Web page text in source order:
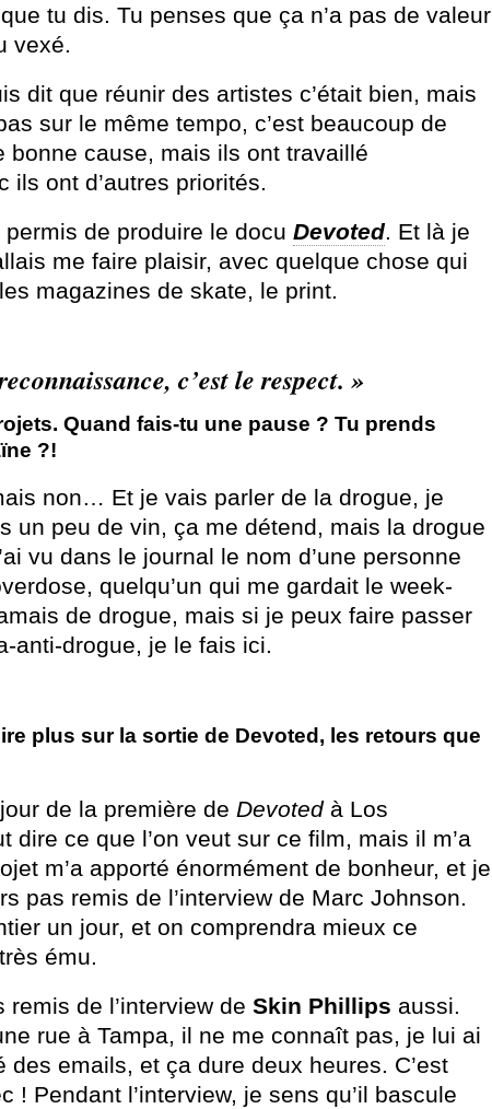
tu dis. Tu penses que ça n’a pas de valeur
vexé.
dit que réunir des artistes c’était bien, mais
sur le même tempo, c’est beaucoup de
bonne cause, mais ils ont travaillé
ils ont d’autres priorités.
permis de produire le docu Devoted. Et là je
me faire plaisir, avec quelque chose qui
magazines de skate, le print.
c’est le respect. »
Quand fais-tu une pause ? Tu prends
?!
non… Et je vais parler de la drogue, je
un peu de vin, ça me détend, mais la drogue
vu dans le journal le nom d’une personne
quelqu’un qui me gardait le week-
de drogue, mais si je peux faire passer
anti-drogue, je le fais ici.
plus sur la sortie de Devoted, les retours que
de la première de Devotedà Los
ce que l’on veut sur ce film, mais il m’a
m’a apporté énormément de bonheur, et je
pas remis de l’interview de Marc Johnson.
un jour, et on comprendra mieux ce
ému.
de l’interview de Skin Phillips aussi.
rue à Tampa, il ne me connaît pas, je lui ai
des emails, et ça dure deux heures. C’est
! Pendant l’interview, je sens qu’il bascule